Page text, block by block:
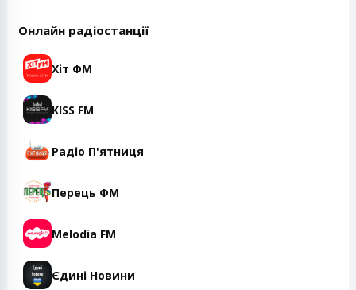
Онлайн радіостанції
Хіт ФМ
KISS FM
Радіо П'ятниця
Перець ФМ
Melodia FM
Єдині Новини